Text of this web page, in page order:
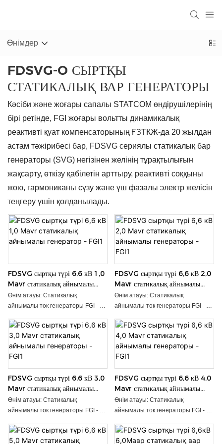
Өнімдер
FDSVG-O СЫРТҚЫ
СТАТИКАЛЫҚ ВАР ГЕНЕРАТОРЫ
Кәсіби және жоғары сапалы STATCOM өндірушілерінің
бірі ретінде, FGI жоғары вольтты динамикалық
реактивті қуат компенсаторының ҒЗТКЖ-да 20 жылдан
астам тәжірибесі бар, FDSVG сериялы статикалық бар
генераторы (SVG) негізінен желінің тұрақтылығын
жақсарту, өткізу қабілетін арттыру, реактивті соққыны
жою, гармониканы сүзу және үш фазалы электр желісін
теңгеру үшін қолданылады.
FDSVG сыртқы түрі 6,6 кВ 1,0
Mavr статикалық айнымалы
генератор - FGI1
Өнім атауы: Статикалық
айнымалы ток генераторы FGI - 20
әзірлеу тәжірибесі бар кәсіби және
жоғары сапалы STATCOM
өндірушісі. FDSVG статикалық
айнымалы ток генераторы (SVG)
негізінен желінің тұрақтылығын
жақсарту, беру сыйымдылығын
арттыру, реактивті соққыны жою,
гармоникаларды сүзу және үш
фазалы қуат желісін теңестіру
кернеу: 3,3 ~ 35 кВ ● Қуат
диапазоны: 1 Мвар ~ 100 Мвар ●
FDSVG сыртқы түрі 6,6 кВ 2,0
Mavr статикалық айнымалы
генераторы - FGI1
Өнім атауы: Статикалық
айнымалы ток генераторы FGI - 20
әзірлеу тәжірибесі бар кәсіби және
жоғары сапалы STATCOM
өндірушісі. FDSVG статикалық
айнымалы ток генераторы (SVG)
негізінен желінің тұрақтылығын
жақсарту, беру сыйымдылығын
арттыру, реактивті соққыны жою,
гармоникаларды сүзу және үш
фазалы қуат желісін теңестіру
кернеу: 3,3 ~ 35 кВ ● Қуат
диапазоны: 1 Мвар ~ 100 Мвар ●
FDSVG сыртқы түрі 6,6 кВ 3,0
Mavr статикалық айнымалы
генераторы - FGI1
Өнім атауы: Статикалық
айнымалы ток генераторы FGI - 20
әзірлеу тәжірибесі бар кәсіби және
жоғары сапалы STATCOM
FDSVG сыртқы түрі 6,6 кВ 4,0
Mavr статикалық айнымалы
генераторы - FGI1
Өнім атауы: Статикалық
айнымалы ток генераторы FGI - 20
әзірлеу тәжірибесі бар кәсіби және
жоғары сапалы STATCOM